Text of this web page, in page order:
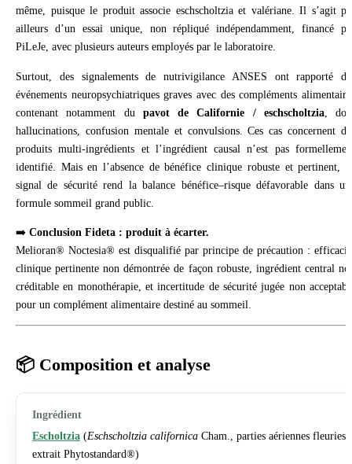
même, puisque le produit associe eschscholtzia et valériane. Il s’agit
ailleurs d’un essai unique, non répliqué indépendamment, financé
PiLeJe, avec plusieurs auteurs employés par le laboratoire.
Surtout, des signalements de nutrivigilance ANSES ont rapporté
événements neuropsychiatriques graves avec des compléments
contenant notamment du pavot de Californie / eschscholtzia,
hallucinations, confusion mentale et convulsions. Ces cas concernent
produits multi-ingrédients et l’ingrédient causal n’est pas
identifié. Mais en l’absence de bénéfice clinique robuste et pertinent,
signal de sécurité rend la balance bénéfice–risque défavorable dans
formule sommeil grand public.
➡️ Conclusion Fideta : produit à écarter.
Melioran® Noctesia® est disqualifié par principe de précaution :
clinique pertinente non démontrée de façon robuste, ingrédient central
créditable en monothérapie, et incertitude de sécurité jugée non
pour un complément alimentaire destiné au sommeil.
📦 Composition et analyse
Escholtzia (Eschscholtzia californica Cham., parties aériennes fleuries,
extrait Phytostandard®)